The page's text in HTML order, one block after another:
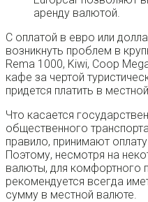
аренду валютой.
С оплатой в евро или
возникнуть проблем в
Rema 1000, Kiwi, Coop
кафе за чертой
придется платить в
Что касается
общественного
правило, принимают
Поэтому, несмотря на
валюты, для комфортного
рекомендуется всегда
сумму в местной валюте.